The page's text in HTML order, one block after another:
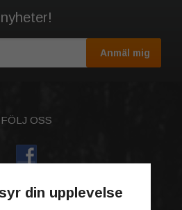
nyheter!
Anmäl mig
FÖLJ OSS
din upplevelse